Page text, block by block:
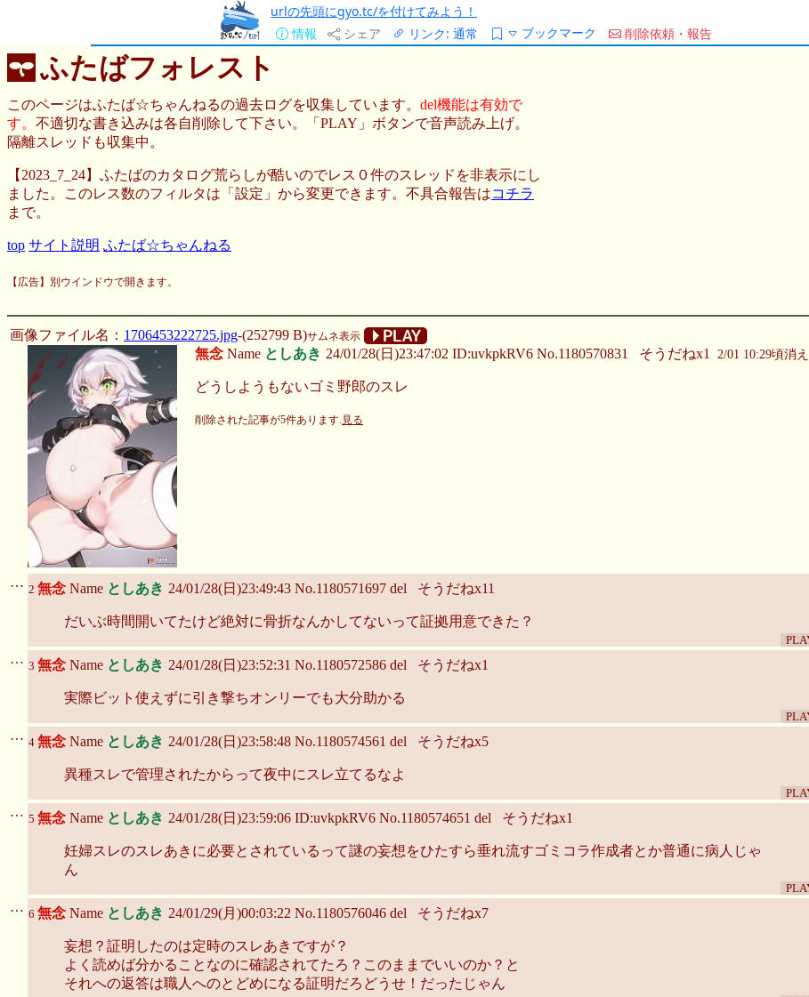
urlの先頭にgyo.tc/を付けてみよう！
情報
シェア リンク: 通常 ブックマーク 削除依頼・報告